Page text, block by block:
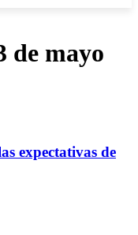
de mayo
expectativas de